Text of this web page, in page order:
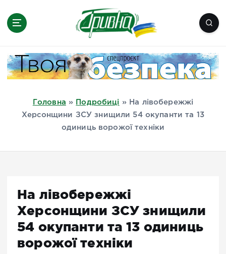
Миколаїв, Одеса, Мелітополь
Головна » Подробиці »
На лівобережжі
Херсонщини ЗСУ знищили 54 окупанти та 13
одиниць ворожої техніки
На лівобережжі
Херсонщини ЗСУ знищили
54 окупанти та 13 одиниць
ворожої техніки